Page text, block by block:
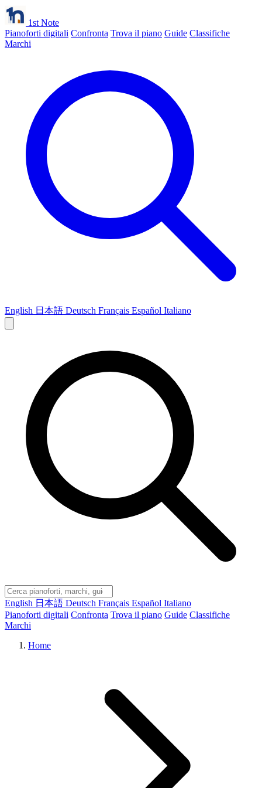
1st Note
Pianoforti digitali Confronta Trova il piano Guide Classifiche
Marchi
English 日本語 Deutsch Français Español Italiano
English 日本語 Deutsch Français Español Italiano
Pianoforti digitali Confronta Trova il piano Guide Classifiche
Marchi
Home